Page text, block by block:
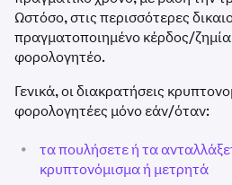
Ωστόσο, στις περισσότερες
πραγματοποιημένο κέρδος/
φορολογητέο.
Γενικά, οι διακρατήσεις
φορολογητέες μόνο εάν/όταν:
•
τα πουλήσετε ή τα
κρυπτονόμισμα ή μετρητά